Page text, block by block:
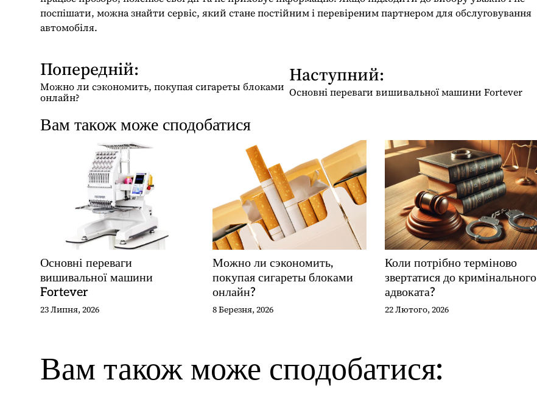
поспішати, можна знайти сервіс, який стане постійним і перевіреним партнером для обслуговування
автомобіля.
Н
а
в
і
г
и
с
і
в
Попередній:
Можно ли сэкономить, покупая сигареты блоками
онлайн?
Наступний:
Основні переваги вишивальної машини Fortever
Вам також може сподобатися
Основні переваги
вишивальної машини
Fortever
23 Липня, 2026
Можно ли сэкономить,
покупая сигареты блоками
онлайн?
8 Березня, 2026
Коли потрібно терміново
звертатися до кримінального
адвоката?
22 Лютого, 2026
Вам також може сподобатися: